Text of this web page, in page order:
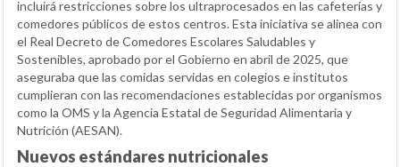
incluirá restricciones sobre los ultraprocesados en las cafeterías y
comedores públicos de estos centros. Esta iniciativa se alinea con
el Real Decreto de Comedores Escolares Saludables y
Sostenibles, aprobado por el Gobierno en abril de 2025, que
aseguraba que las comidas servidas en colegios e institutos
cumplieran con las recomendaciones establecidas por organismos
como la OMS y la Agencia Estatal de Seguridad Alimentaria y
Nutrición (AESAN).
Nuevos estándares nutricionales